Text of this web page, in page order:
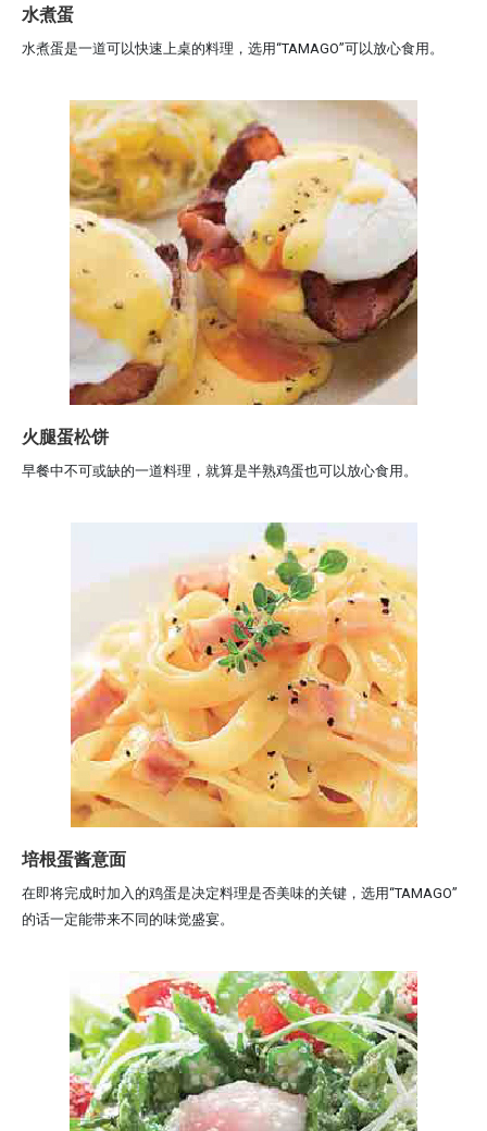
水煮蛋
水煮蛋是一道可以快速上桌的料理，选用“TAMAGO”可以放心食用。
火腿蛋松饼
早餐中不可或缺的一道料理，就算是半熟鸡蛋也可以放心食用。
培根蛋酱意面
在即将完成时加入的鸡蛋是决定料理是否美味的关键，选用“TAMAGO”
的话一定能带来不同的味觉盛宴。